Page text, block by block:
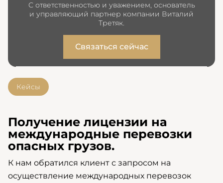
С ответственностью и уважением, основатель
и управляющий партнер компании Виталий
Третяк.
Связаться сейчас
Кейсы
Получение лицензии на
международные перевозки
опасных грузов.
К нам обратился клиент с запросом на
осуществление международных перевозок